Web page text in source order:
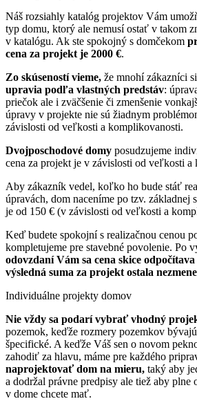
Náš rozsiahly katalóg projektov Vám
typ domu, ktorý ale nemusí ostať v takom
v katalógu. Ak ste spokojný s domčekom
cena za projekt je 2000 €.
Zo skúseností vieme, že mnohí zákazníci
upravia podľa vlastných predstáv:
priečok ale i zväčšenie či zmenšenie
úpravy v projekte nie sú žiadnym
závislosti od veľkosti a komplikovanosti.
Dvojposchodové domy posudzujeme
cena za projekt je v závislosti od veľkosti a
Aby zákazník vedel, koľko ho bude stáť
úpravách, dom naceníme po tzv. základnej
je od 150 € (v závislosti od veľkosti a
Keď budete spokojní s realizačnou cenou
kompletujeme pre stavebné povolenie. Po
odovzdaní Vám sa cena skice odpočítava
výsledná suma za projekt ostala
Individuálne projekty domov
Nie vždy sa podarí vybrať vhodný
pozemok, keďže rozmery pozemkov
špecifické. A keďže Váš sen o novom
zahodiť za hlavu, máme pre každého
naprojektovať dom na mieru, taký aby
a dodržal právne predpisy ale tiež aby plne
v dome chcete mať.